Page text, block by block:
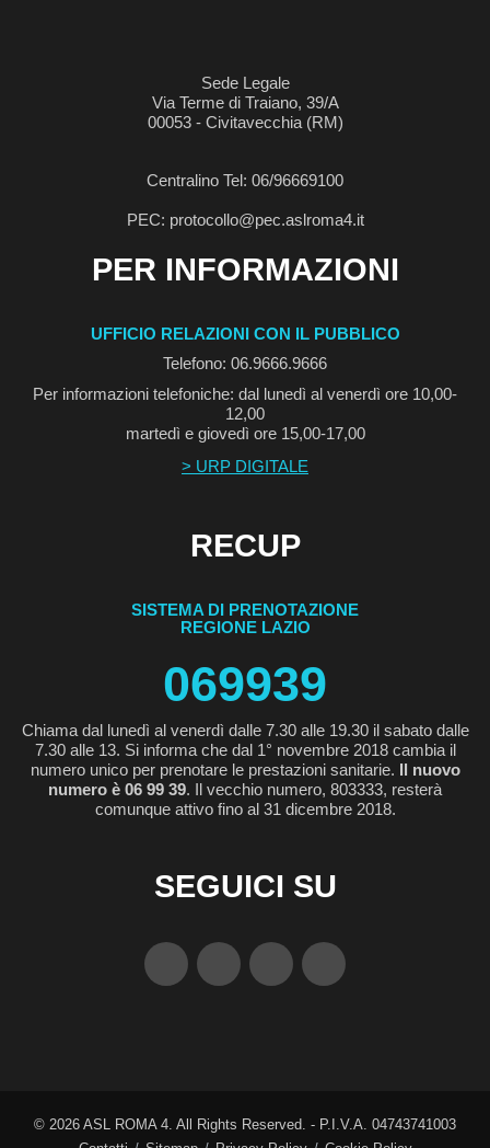
Sede Legale
Via Terme di Traiano, 39/A
00053 - Civitavecchia (RM)
Centralino Tel: 06/96669100
PEC: protocollo@pec.aslroma4.it
PER INFORMAZIONI
UFFICIO RELAZIONI CON IL PUBBLICO
Telefono: 06.9666.9666
Per informazioni telefoniche: dal lunedì al venerdì ore 10,00-
12,00
martedì e giovedì ore 15,00-17,00
> URP DIGITALE
RECUP
SISTEMA DI PRENOTAZIONE
REGIONE LAZIO
069939
Chiama dal lunedì al venerdì dalle 7.30 alle 19.30 il sabato dalle
7.30 alle 13. Si informa che dal 1° novembre 2018 cambia il
numero unico per prenotare le prestazioni sanitarie. Il nuovo
numero è 06 99 39. Il vecchio numero, 803333, resterà
comunque attivo fino al 31 dicembre 2018.
SEGUICI SU
© 2026 ASL ROMA 4. All Rights Reserved. - P.I.V.A. 04743741003